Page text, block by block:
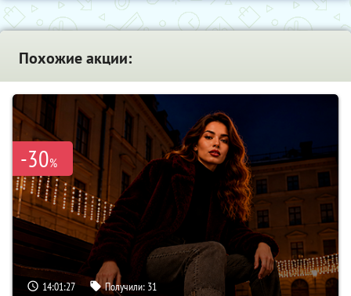
Похожие акции:
-30%
14:01:26 Получили: 31